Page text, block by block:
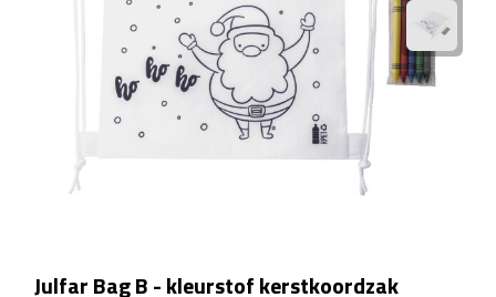
Drinkglazen
Glazen & karaffen
Dubbelwandige glazen
Julfar Bag B - kleurstof kerstkoordzak